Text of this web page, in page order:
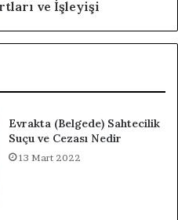
ve İşleyişi
Evrakta (Belgede) Sahtecilik
Suçu ve Cezası Nedir
13 Mart 2022